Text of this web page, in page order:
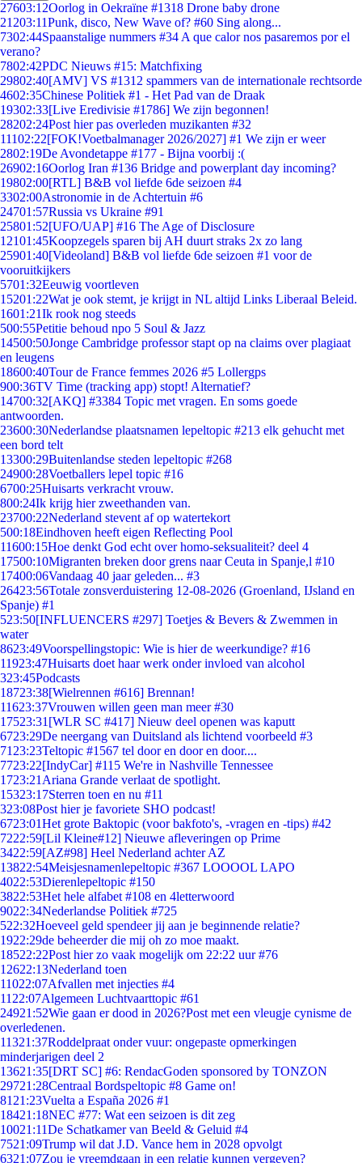
27603:12Oorlog in Oekraïne #1318 Drone baby drone
21203:11Punk, disco, New Wave of? #60 Sing along...
7302:44Spaanstalige nummers #34 A que calor nos pasaremos por el
verano?
7802:42PDC Nieuws #15: Matchfixing
29802:40[AMV] VS #1312 spammers van de internationale rechtsorde
4602:35Chinese Politiek #1 - Het Pad van de Draak
19302:33[Live Eredivisie #1786] We zijn begonnen!
28202:24Post hier pas overleden muzikanten #32
11102:22[FOK!Voetbalmanager 2026/2027] #1 We zijn er weer
2802:19De Avondetappe #177 - Bijna voorbij :(
26902:16Oorlog Iran #136 Bridge and powerplant day incoming?
19802:00[RTL] B&B vol liefde 6de seizoen #4
3302:00Astronomie in de Achtertuin #6
24701:57Russia vs Ukraine #91
25801:52[UFO/UAP] #16 The Age of Disclosure
12101:45Koopzegels sparen bij AH duurt straks 2x zo lang
25901:40[Videoland] B&B vol liefde 6de seizoen #1 voor de
vooruitkijkers
5701:32Eeuwig voortleven
15201:22Wat je ook stemt, je krijgt in NL altijd Links Liberaal Beleid.
1601:21Ik rook nog steeds
500:55Petitie behoud npo 5 Soul & Jazz
14500:50Jonge Cambridge professor stapt op na claims over plagiaat
en leugens
18600:40Tour de France femmes 2026 #5 Lollergps
900:36TV Time (tracking app) stopt! Alternatief?
14700:32[AKQ] #3384 Topic met vragen. En soms goede
antwoorden.
23600:30Nederlandse plaatsnamen lepeltopic #213 elk gehucht met
een bord telt
13300:29Buitenlandse steden lepeltopic #268
24900:28Voetballers lepel topic #16
6700:25Huisarts verkracht vrouw.
800:24Ik krijg hier zweethanden van.
23700:22Nederland stevent af op watertekort
500:18Eindhoven heeft eigen Reflecting Pool
11600:15Hoe denkt God echt over homo-seksualiteit? deel 4
17500:10Migranten breken door grens naar Ceuta in Spanje,l #10
17400:06Vandaag 40 jaar geleden... #3
26423:56Totale zonsverduistering 12-08-2026 (Groenland, IJsland en
Spanje) #1
523:50[INFLUENCERS #297] Toetjes & Bevers & Zwemmen in
water
8623:49Voorspellingstopic: Wie is hier de weerkundige? #16
11923:47Huisarts doet haar werk onder invloed van alcohol
323:45Podcasts
18723:38[Wielrennen #616] Brennan!
11623:37Vrouwen willen geen man meer #30
17523:31 [WLR SC #417] Nieuw deel openen was kaputt
6723:29De neergang van Duitsland als lichtend voorbeeld #3
71 23:23Teltopic #1567 tel door en door en door....
7723:22[IndyCar] #115 We're in Nashville Tennessee
1723:21 Ariana Grande verlaat de spotlight.
15323:17Sterren toen en nu #11
323:08Post hier je favoriete SHO podcast!
6723:01Het grote Baktopic (voor bakfoto's, -vragen en -tips) #42
7222:59[Lil Kleine#12] Nieuwe afleveringen op Prime
3422:59[AZ#98] Heel Nederland achter AZ
13822:54Meisjesnamenlepeltopic #367 LOOOOL LAPO
4022:53Dierenlepeltopic #150
3822:53Het hele alfabet #108 en 4letterwoord
9022:34Nederlandse Politiek #725
522:32Hoeveel geld spendeer jij aan je beginnende relatie?
1922:29de beheerder die mij oh zo moe maakt.
18522:22Post hier zo vaak mogelijk om 22:22 uur #76
12622:13Nederland toen
11022:07Afvallen met injecties #4
11 22:07Algemeen Luchtvaarttopic #61
24921:52Wie gaan er dood in 2026?Post met een vleugje cynisme de
overledenen.
11321:37Roddelpraat onder vuur: ongepaste opmerkingen
minderjarigen deel 2
13621:35[DRT SC] #6: RendacGoden sponsored by TONZON
29721:28Centraal Bordspeltopic #8 Game on!
81 21:23Vuelta a España 2026 #1
18421:18NEC #77: Wat een seizoen is dit zeg
10021:11De Schatkamer van Beeld & Geluid #4
7521:09Trump wil dat J.D. Vance hem in 2028 opvolgt
6321:07Zou je vreemdgaan in een relatie kunnen vergeven?